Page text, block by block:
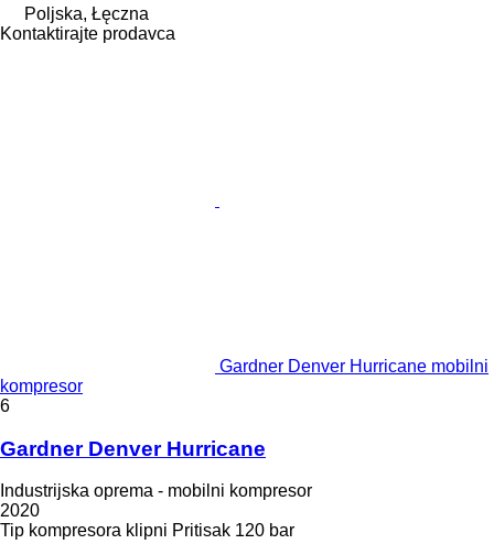
Poljska, Łęczna
Kontaktirajte prodavca
Gardner Denver Hurricane mobilni
kompresor
6
Gardner Denver Hurricane
Industrijska oprema - mobilni kompresor
2020
Tip kompresora klipni Pritisak 120 bar